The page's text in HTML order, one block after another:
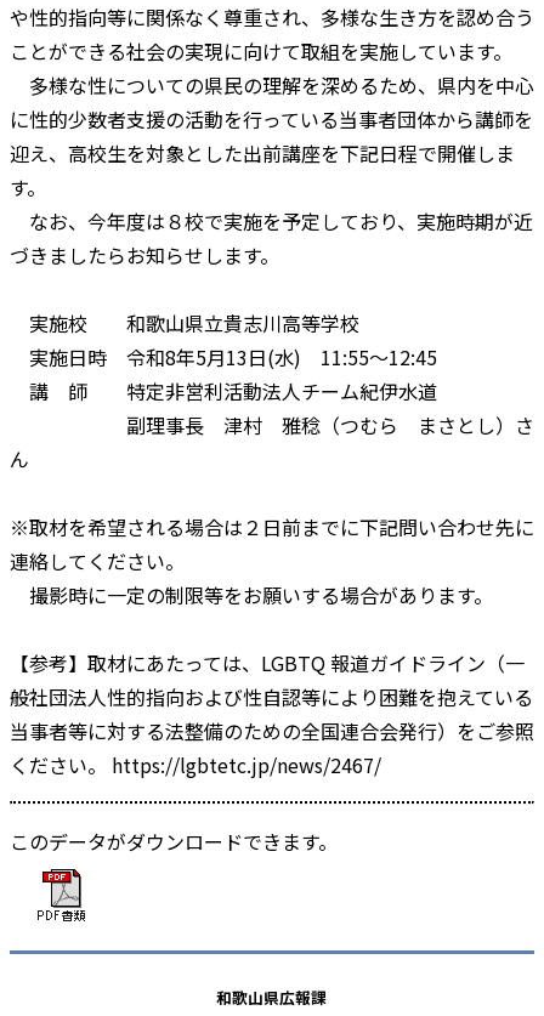
や性的指向等に関係なく尊重され、多様な生き方を認め合う
ことができる社会の実現に向けて取組を実施しています。
多様な性についての県民の理解を深めるため、県内を中心
に性的少数者支援の活動を行っている当事者団体から講師を
迎え、高校生を対象とした出前講座を下記日程で開催しま
す。
なお、今年度は８校で実施を予定しており、実施時期が近
づきましたらお知らせします。
実施校 和歌山県立貴志川高等学校
実施日時 令和8年5月13日(水) 11:55～12:45
講 師 特定非営利活動法人チーム紀伊水道
副理事長 津村 雅稔（つむら まさとし）さ
ん
※取材を希望される場合は２日前までに下記問い合わせ先に
連絡してください。
撮影時に一定の制限等をお願いする場合があります。
【参考】取材にあたっては、LGBTQ 報道ガイドライン（一
般社団法人性的指向および性自認等により困難を抱えている
当事者等に対する法整備のための全国連合会発行）をご参照
ください。 https://lgbtetc.jp/news/2467/
このデータがダウンロードできます。
和歌山県広報課